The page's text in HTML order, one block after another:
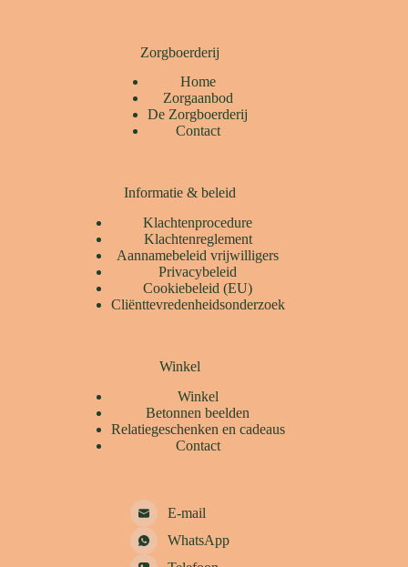
Zorgboerderij
Home
Zorgaanbod
De Zorgboerderij
Contact
Informatie & beleid
Klachtenprocedure
Klachtenreglement
Aannamebeleid vrijwilligers
Privacybeleid
Cookiebeleid (EU)
Cliënttevredenheidsonderzoek
Winkel
Winkel
Betonnen beelden
Relatiegeschenken en cadeaus
Contact
E-mail
WhatsApp